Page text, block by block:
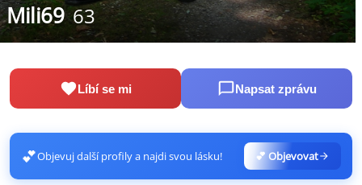
Mili69 63
Líbí se mi Napsat zprávu
💕Objevuj další profily a najdi svou lásku! 💕 Objevovat